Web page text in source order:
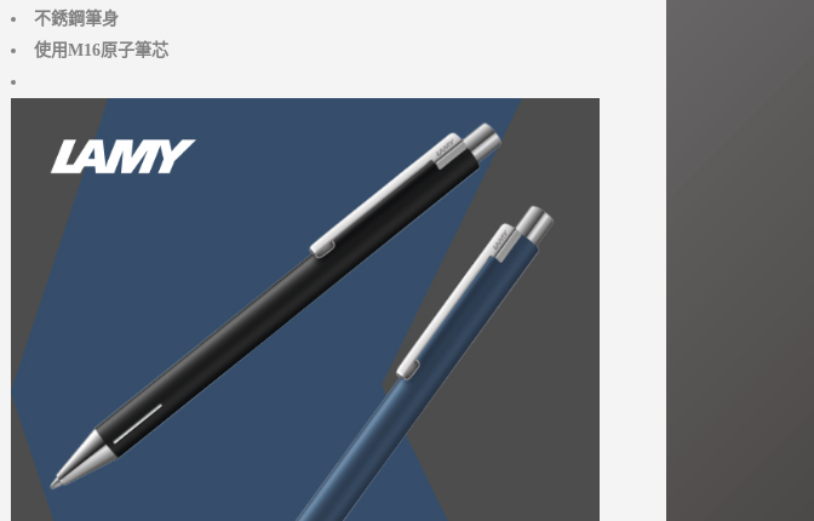
不銹鋼筆身
使用M16原子筆芯